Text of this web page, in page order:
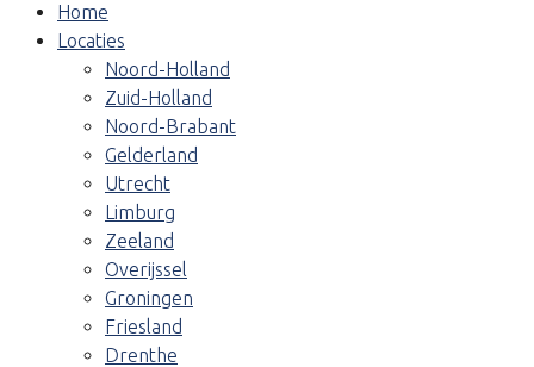
Home
Locaties
Noord-Holland
Zuid-Holland
Noord-Brabant
Gelderland
Utrecht
Limburg
Zeeland
Overijssel
Groningen
Friesland
Drenthe